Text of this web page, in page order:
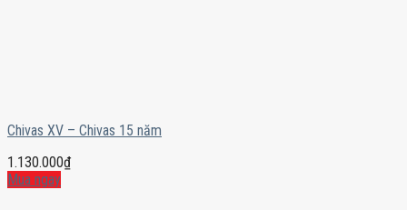
Chivas XV – Chivas 15 năm
1.130.000₫
Mua ngay